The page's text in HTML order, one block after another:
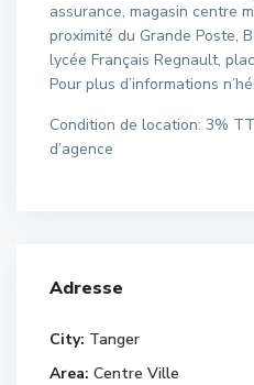
assurance, magasin centre
proximité du Grande Poste,
lycée Français Regnault,
Pour plus d’informations
Condition de location: 3%
d’agence
Adresse
City: Tanger
Area: Centre Ville